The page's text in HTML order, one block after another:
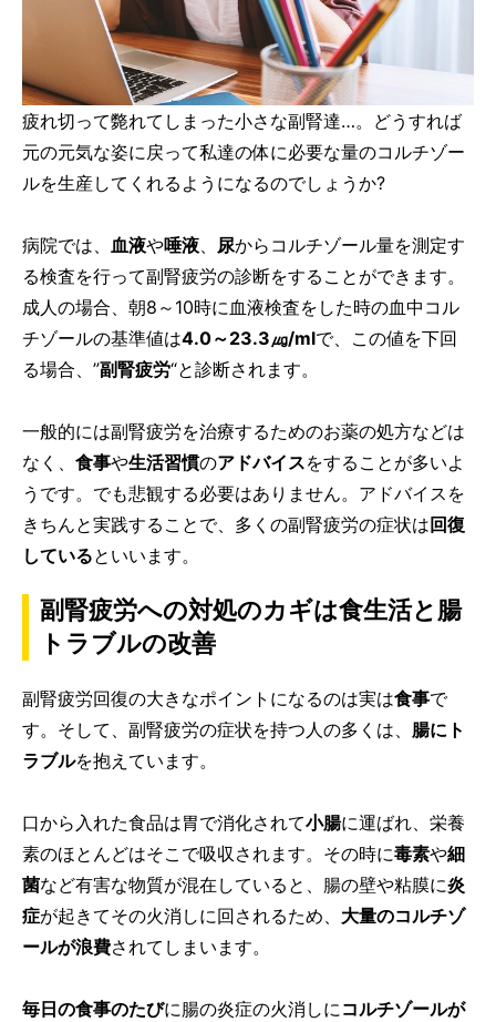
疲れ切って斃れてしまった小さな副腎達…。どうすれば
元の元気な姿に戻って私達の体に必要な量のコルチゾー
ルを生産してくれるようになるのでしょうか?
病院では、 血液や唾液、 尿からコルチゾール量を測定す
る検査を行って副腎疲労の診断をすることができます。
成人の場合、朝8～10時に血液検査をした時の血中コル
チゾールの基準値は4.0～23.3㎍/mlで、この値を下回
る場合、”副腎疲労“と診断されます。
一般的には副腎疲労を治療するためのお薬の処方などは
なく、 食事や生活習慣のアドバイスをすることが多いよ
うです。でも悲観する必要はありません。アドバイスを
きちんと実践することで、多くの副腎疲労の症状は 回復
しているといいます。
副腎疲労への対処のカギは食生活と腸
トラブルの改善
副腎疲労回復の大きなポイントになるのは実は食事で
す。そして、副腎疲労の症状を持つ人の多くは、 腸にト
ラブルを抱えています。
口から入れた食品は胃で消化されて小腸に運ばれ、栄養
素のほとんどはそこで吸収されます。その時に毒素や細
菌など有害な物質が混在していると、腸の壁や粘膜に炎
症が起きてその火消しに回されるため、 大量のコルチゾ
ールが浪費されてしまいます。
毎日の食事のたびに腸の炎症の火消しにコルチゾールが